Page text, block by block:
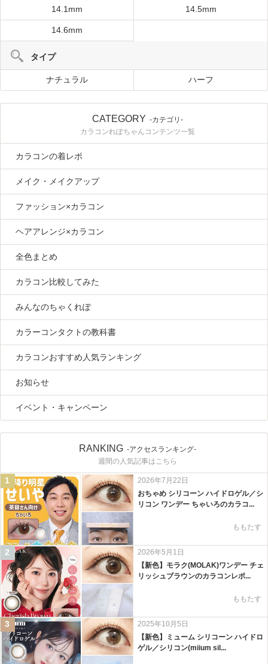
14.1mm 14.5mm
14.6mm
タイプ
ナチュラル ハーフ
CATEGORY -カテゴリ-
カラコンれぽちゃんコンテンツ一覧
カラコンの着レポ
メイク・メイクアップ
ファッション×カラコン
ヘアアレンジ×カラコン
全色まとめ
カラコン比較してみた
みんなのちゃくれぽ
カラーコンタクトの教科書
カラコンおすすめ人気ランキング
お知らせ
イベント・キャンペーン
RANKING -アクセスランキング-
週間の人気記事はこちら
1
2026年7月22日
おちゃめ シリコーン ハイドロゲル／シ
リコン ワンデー ちゃいろのカラコ...
ももたす
2
2026年5月1日
【新色】モラク(MOLAK)ワンデー チェ
リッシュブラウンのカラコンレポ...
ももたす
3
2025年10月5日
【新色】ミューム シリコーン ハイドロ
ゲル／シリコン(miium sil...